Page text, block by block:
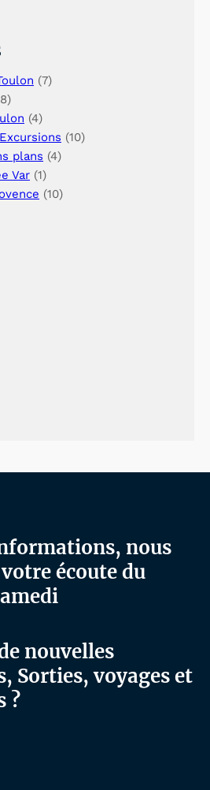
(7)
(4)
(10)
plans (4)
Var (1)
(10)
nous
écoute du
nouvelles
Sorties, voyages et
?